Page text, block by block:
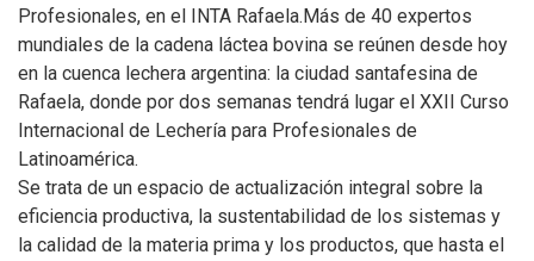
Profesionales, en el INTA Rafaela.Más de 40 expertos
mundiales de la cadena láctea bovina se reúnen desde hoy
en la cuenca lechera argentina: la ciudad santafesina de
Rafaela, donde por dos semanas tendrá lugar el XXII Curso
Internacional de Lechería para Profesionales de
Latinoamérica.
Se trata de un espacio de actualización integral sobre la
eficiencia productiva, la sustentabilidad de los sistemas y
la calidad de la materia prima y los productos, que hasta el